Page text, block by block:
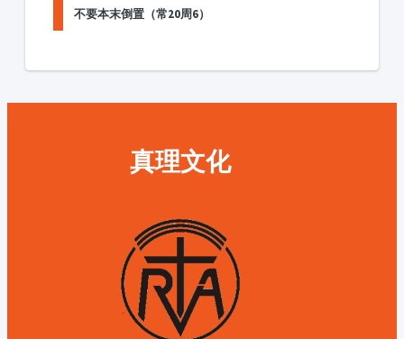
不要本末倒置（常20周6）
真理文化